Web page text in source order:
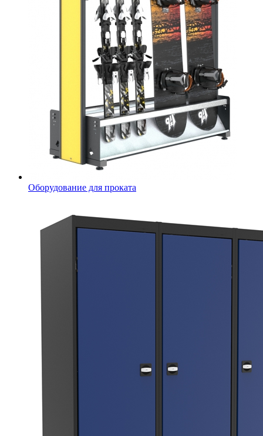
Оборудование для проката